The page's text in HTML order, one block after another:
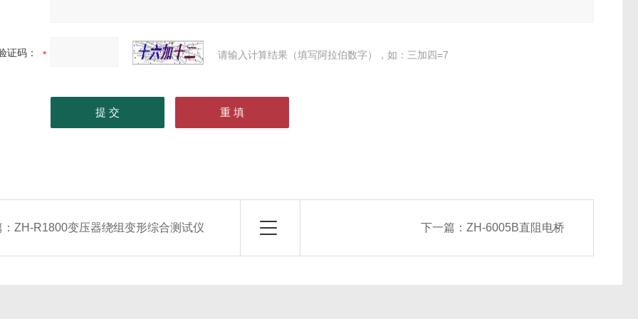
证码： 请输入计算结果（填写阿拉伯数字），如：三加四=7
：ZH-R1800变压器绕组变形综合测试仪 下一篇： ZH-6005B直阻电桥